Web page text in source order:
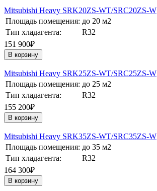
Mitsubishi Heavy SRK20ZS-WT/SRC20ZS-W
Площадь помещения: до 20 м2
Тип хладагента:
R32
151 900₽
В корзину
Mitsubishi Heavy SRK25ZS-WT/SRC25ZS-W
Площадь помещения: до 25 м2
Тип хладагента:
R32
155 200₽
В корзину
Mitsubishi Heavy SRK35ZS-WT/SRC35ZS-W
Площадь помещения: до 35 м2
Тип хладагента:
R32
164 300₽
В корзину